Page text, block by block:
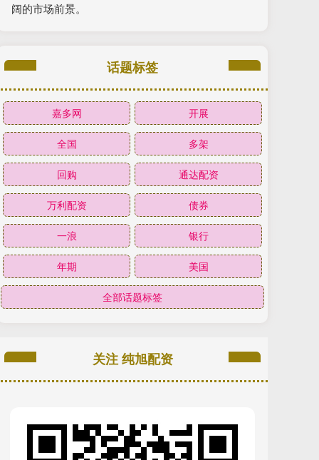
阔的市场前景。
话题标签
嘉多网 开展
全国 多架
回购 通达配资
万利配资 债券
一浪 银行
年期 美国
全部话题标签
关注 纯旭配资